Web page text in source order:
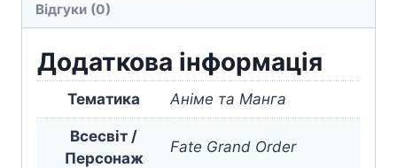
Відгуки (0)
Додаткова інформація
Тематика Аніме та Манга
Всесвіт /
Персонаж
Fate Grand Order